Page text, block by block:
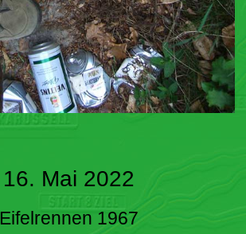
16. Mai 2022
Eifelrennen 1967